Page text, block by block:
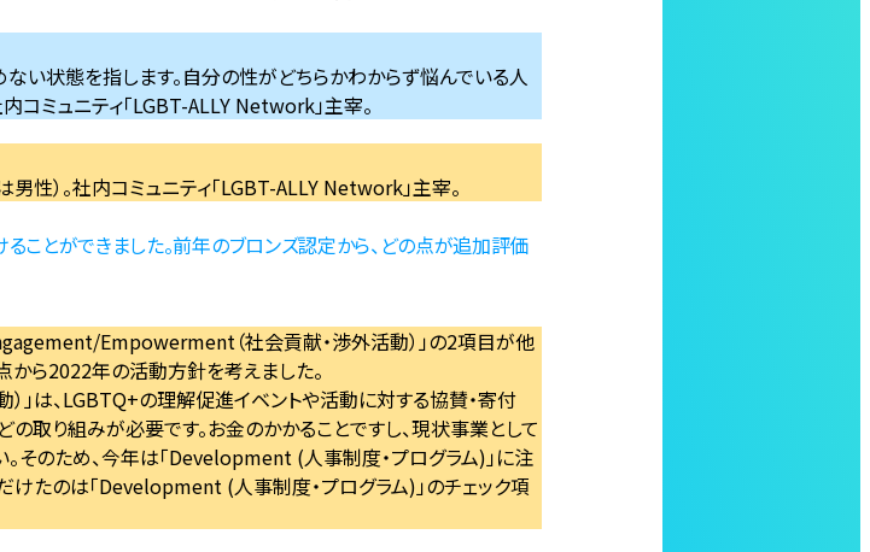
ない状態を指します。自分の性がどちらかわからず悩んでいる人
コミュニティ「LGBT-ALLY Network」主宰。
性）。社内コミュニティ「LGBT-ALLY Network」主宰。
ことができました。前年のブロンズ認定から、どの点が追加評価
Empowerment（社会貢献・渉外活動）」の2項目が他
から2022年の活動方針を考えました。
」は、LGBTQ+の理解促進イベントや活動に対する協賛・寄付
取り組みが必要です。お金のかかることですし、現状事業として
そのため、今年は「Development (人事制度・プログラム)」に注
けたのは「Development (人事制度・プログラム)」のチェック項